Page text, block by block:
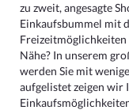
zu zweit, angesagte
Einkaufsbummel mit
Nähe? In unserem
werden Sie mit
aufgelistet zeigen wir